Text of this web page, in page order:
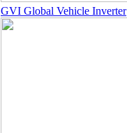
GVI Global Vehicle Inverter